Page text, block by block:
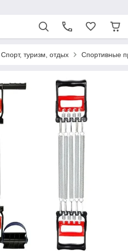
Спорт, туризм, отдых Спортивные